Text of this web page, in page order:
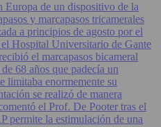
Europa de un dispositivo de la
y marcapasos tricamerales
a principios de agosto por el
Hospital Universitario de Gante
el marcapasos bicameral
68 años que padecía un
limitaba enormemente su
se realizó de manera
el Prof. De Pooter tras el
permite la estimulación de una